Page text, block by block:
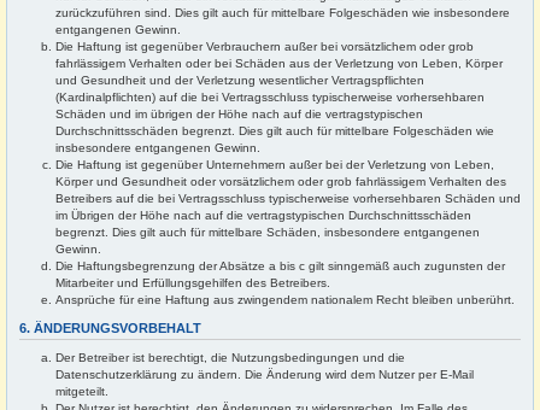
zurückzuführen sind. Dies gilt auch für mittelbare Folgeschäden wie insbesondere
entgangenen Gewinn.
Die Haftung ist gegenüber Verbrauchern außer bei vorsätzlichem oder grob
fahrlässigem Verhalten oder bei Schäden aus der Verletzung von Leben, Körper
und Gesundheit und der Verletzung wesentlicher Vertragspflichten
(Kardinalpflichten) auf die bei Vertragsschluss typischerweise vorhersehbaren
Schäden und im übrigen der Höhe nach auf die vertragstypischen
Durchschnittsschäden begrenzt. Dies gilt auch für mittelbare Folgeschäden wie
insbesondere entgangenen Gewinn.
Die Haftung ist gegenüber Unternehmern außer bei der Verletzung von Leben,
Körper und Gesundheit oder vorsätzlichem oder grob fahrlässigem Verhalten des
Betreibers auf die bei Vertragsschluss typischerweise vorhersehbaren Schäden und
im Übrigen der Höhe nach auf die vertragstypischen Durchschnittsschäden
begrenzt. Dies gilt auch für mittelbare Schäden, insbesondere entgangenen
Gewinn.
Die Haftungsbegrenzung der Absätze a bis c gilt sinngemäß auch zugunsten der
Mitarbeiter und Erfüllungsgehilfen des Betreibers.
Ansprüche für eine Haftung aus zwingendem nationalem Recht bleiben unberührt.
6. ÄNDERUNGSVORBEHALT
Der Betreiber ist berechtigt, die Nutzungsbedingungen und die
Datenschutzerklärung zu ändern. Die Änderung wird dem Nutzer per E-Mail
mitgeteilt.